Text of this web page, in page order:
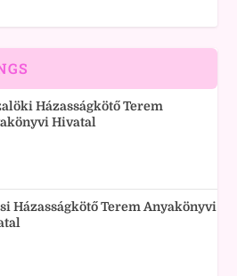
Házasságkötő Terem
Hivatal
Házasságkötő Terem Anyakönyvi